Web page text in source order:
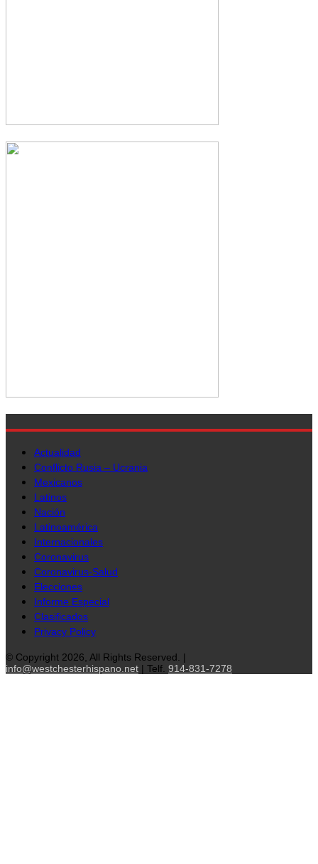
Actualidad
Conflicto Rusia – Ucrania
Mexicanos
Latinos
Nación
Latinoamérica
Internacionales
Coronavirus
Coronavirus-Salud
Elecciones
Informe Especial
Clasificados
Privacy Policy
© Copyright 2026, All Rights Reserved. |
info@westchesterhispano.net | Telf. 914-831-7278